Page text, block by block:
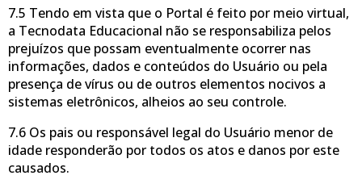
7.5 Tendo em vista que o Portal é feito por meio virtual,
a Tecnodata Educacional não se responsabiliza pelos
prejuízos que possam eventualmente ocorrer nas
informações, dados e conteúdos do Usuário ou pela
presença de vírus ou de outros elementos nocivos a
sistemas eletrônicos, alheios ao seu controle.
7.6 Os pais ou responsável legal do Usuário menor de
idade responderão por todos os atos e danos por este
causados.